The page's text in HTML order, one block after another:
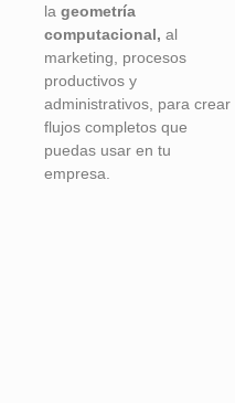
la geometría
computacional, al
marketing, procesos
productivos y
administrativos, para crear
flujos completos que
puedas usar en tu
empresa.